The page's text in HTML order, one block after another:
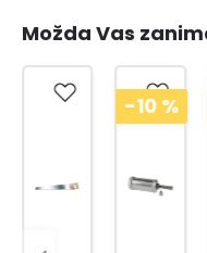
Možda Vas
-10% -10 %